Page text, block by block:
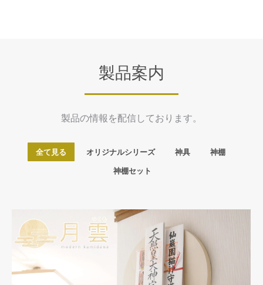
製品案内
製品の情報を配信しております。
全て見る オリジナルシリーズ 神具 神棚
神棚セット